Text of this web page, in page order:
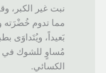
نبت غير الكبر،
مما تدوم خُضْرَته
بَعيداً، ويُتَداوَى
مُساوٍ للشوك في
الكسائي.